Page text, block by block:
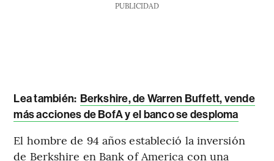
PUBLICIDAD
Lea también: Berkshire, de Warren Buffett, vende
más acciones de BofA y el banco se desploma
El hombre de 94 años estableció la inversión
de Berkshire en Bank of America con una